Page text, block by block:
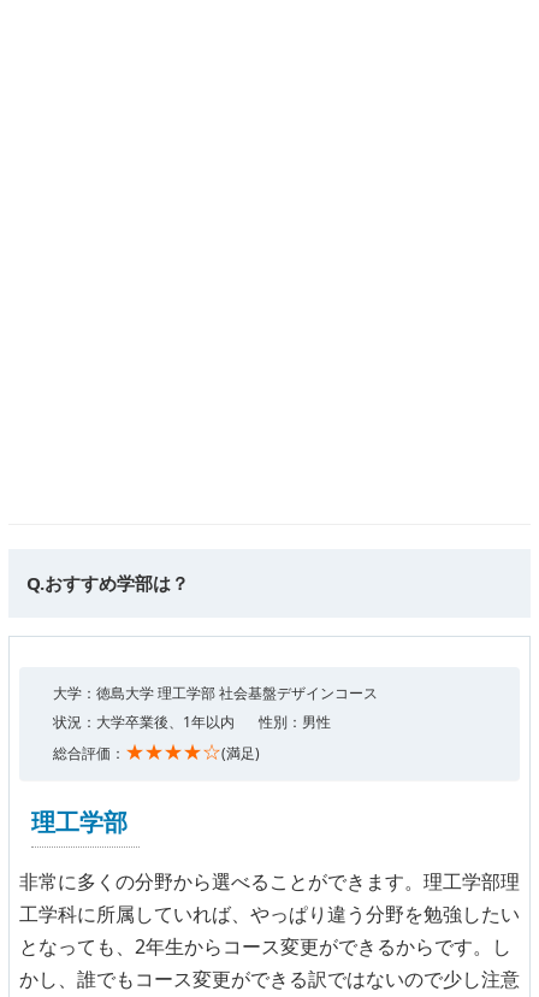
Q.おすすめ学部は？
大学：徳島大学 理工学部 社会基盤デザインコース
状況：大学卒業後、1年以内
性別：男性
総合評価： ★★★★☆(満足)
理工学部
非常に多くの分野から選べることができます。理工学部理
工学科に所属していれば、やっぱり違う分野を勉強したい
となっても、2年生からコース変更ができるからです。し
かし、誰でもコース変更ができる訳ではないので少し注意